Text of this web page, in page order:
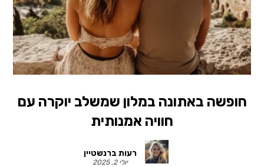
חופשה באתונה במלון שמשלב יוקרה עם
חוויה אמנותית
רעות ברנשטיין
יולי 2, 2025